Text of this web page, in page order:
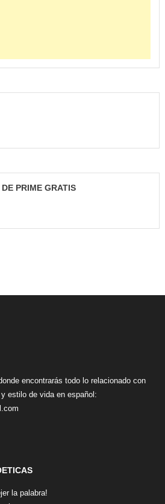
PRIME GRATIS
encontrarás todo lo relacionado con
estilo de vida en español:
la palabra!